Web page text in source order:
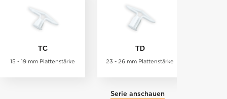
TC
15 - 19 mm Plattenstärke
TD
23 - 26 mm Plattenstärke
Serie anschauen